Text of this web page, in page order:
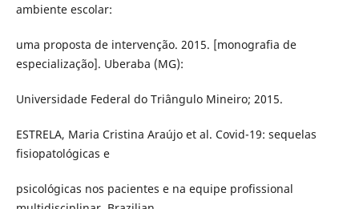
ambiente escolar:
uma proposta de intervenção. 2015. [monografia de
especialização]. Uberaba (MG):
Universidade Federal do Triângulo Mineiro; 2015.
ESTRELA, Maria Cristina Araújo et al. Covid-19: sequelas
fisiopatológicas e
psicológicas nos pacientes e na equipe profissional